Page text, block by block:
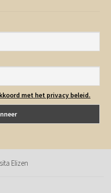
met het privacy beleid.
Elizen